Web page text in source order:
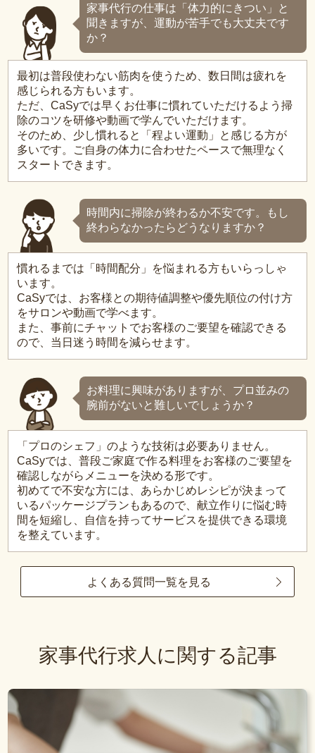
家事代行の仕事は「体力的にきつい」と
聞きますが、運動が苦手でも大丈夫です
か？
最初は普段使わない筋肉を使うため、数日間は疲れを
感じられる方もいます。
ただ、CaSyでは早くお仕事に慣れていただけるよう掃
除のコツを研修や動画で学んでいただけます。
そのため、少し慣れると「程よい運動」と感じる方が
多いです。ご自身の体力に合わせたペースで無理なく
スタートできます。
時間内に掃除が終わるか不安です。もし
終わらなかったらどうなりますか？
慣れるまでは「時間配分」を悩まれる方もいらっしゃ
います。
CaSyでは、お客様との期待値調整や優先順位の付け方
をサロンや動画で学べます。
また、事前にチャットでお客様のご要望を確認できる
ので、当日迷う時間を減らせます。
お料理に興味がありますが、プロ並みの
腕前がないと難しいでしょうか？
「プロのシェフ」のような技術は必要ありません。
CaSyでは、普段ご家庭で作る料理をお客様のご要望を
確認しながらメニューを決める形です。
初めてで不安な方には、あらかじめレシピが決まって
いるパッケージプランもあるので、献立作りに悩む時
間を短縮し、自信を持ってサービスを提供できる環境
を整えています。
よくある質問一覧を見る
家事代行求人に関する記事